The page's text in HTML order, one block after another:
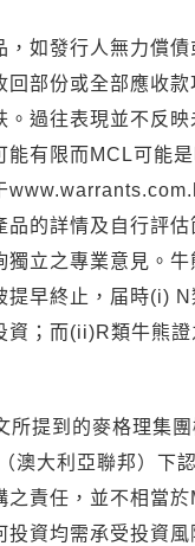
，如發行人無力償債
回部份或全部應收款
。過往表現並不反映
能有限而MCL可能
品的詳情及自行評估
獨立之專業意見。牛
提早終止，届時(i) N
資；而(ii)R類牛熊證
所提到的麥格理集
澳大利亞聯邦）下
之責任，並不相當於
投資均需承受投資風